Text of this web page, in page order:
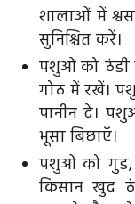
शालाओं में
सुनिश्चित करें।
पशुओं को ठंडी
गोठ में रखें।
पानीन दें।
भूसा बिछाएँ।
पशुओं को गुड,
किसान खुद